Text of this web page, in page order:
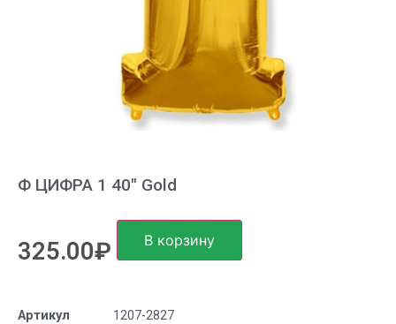
Ф ЦИФРА 1 40″ Gold
325.00₽ В корзину
Артикул
1207-2827